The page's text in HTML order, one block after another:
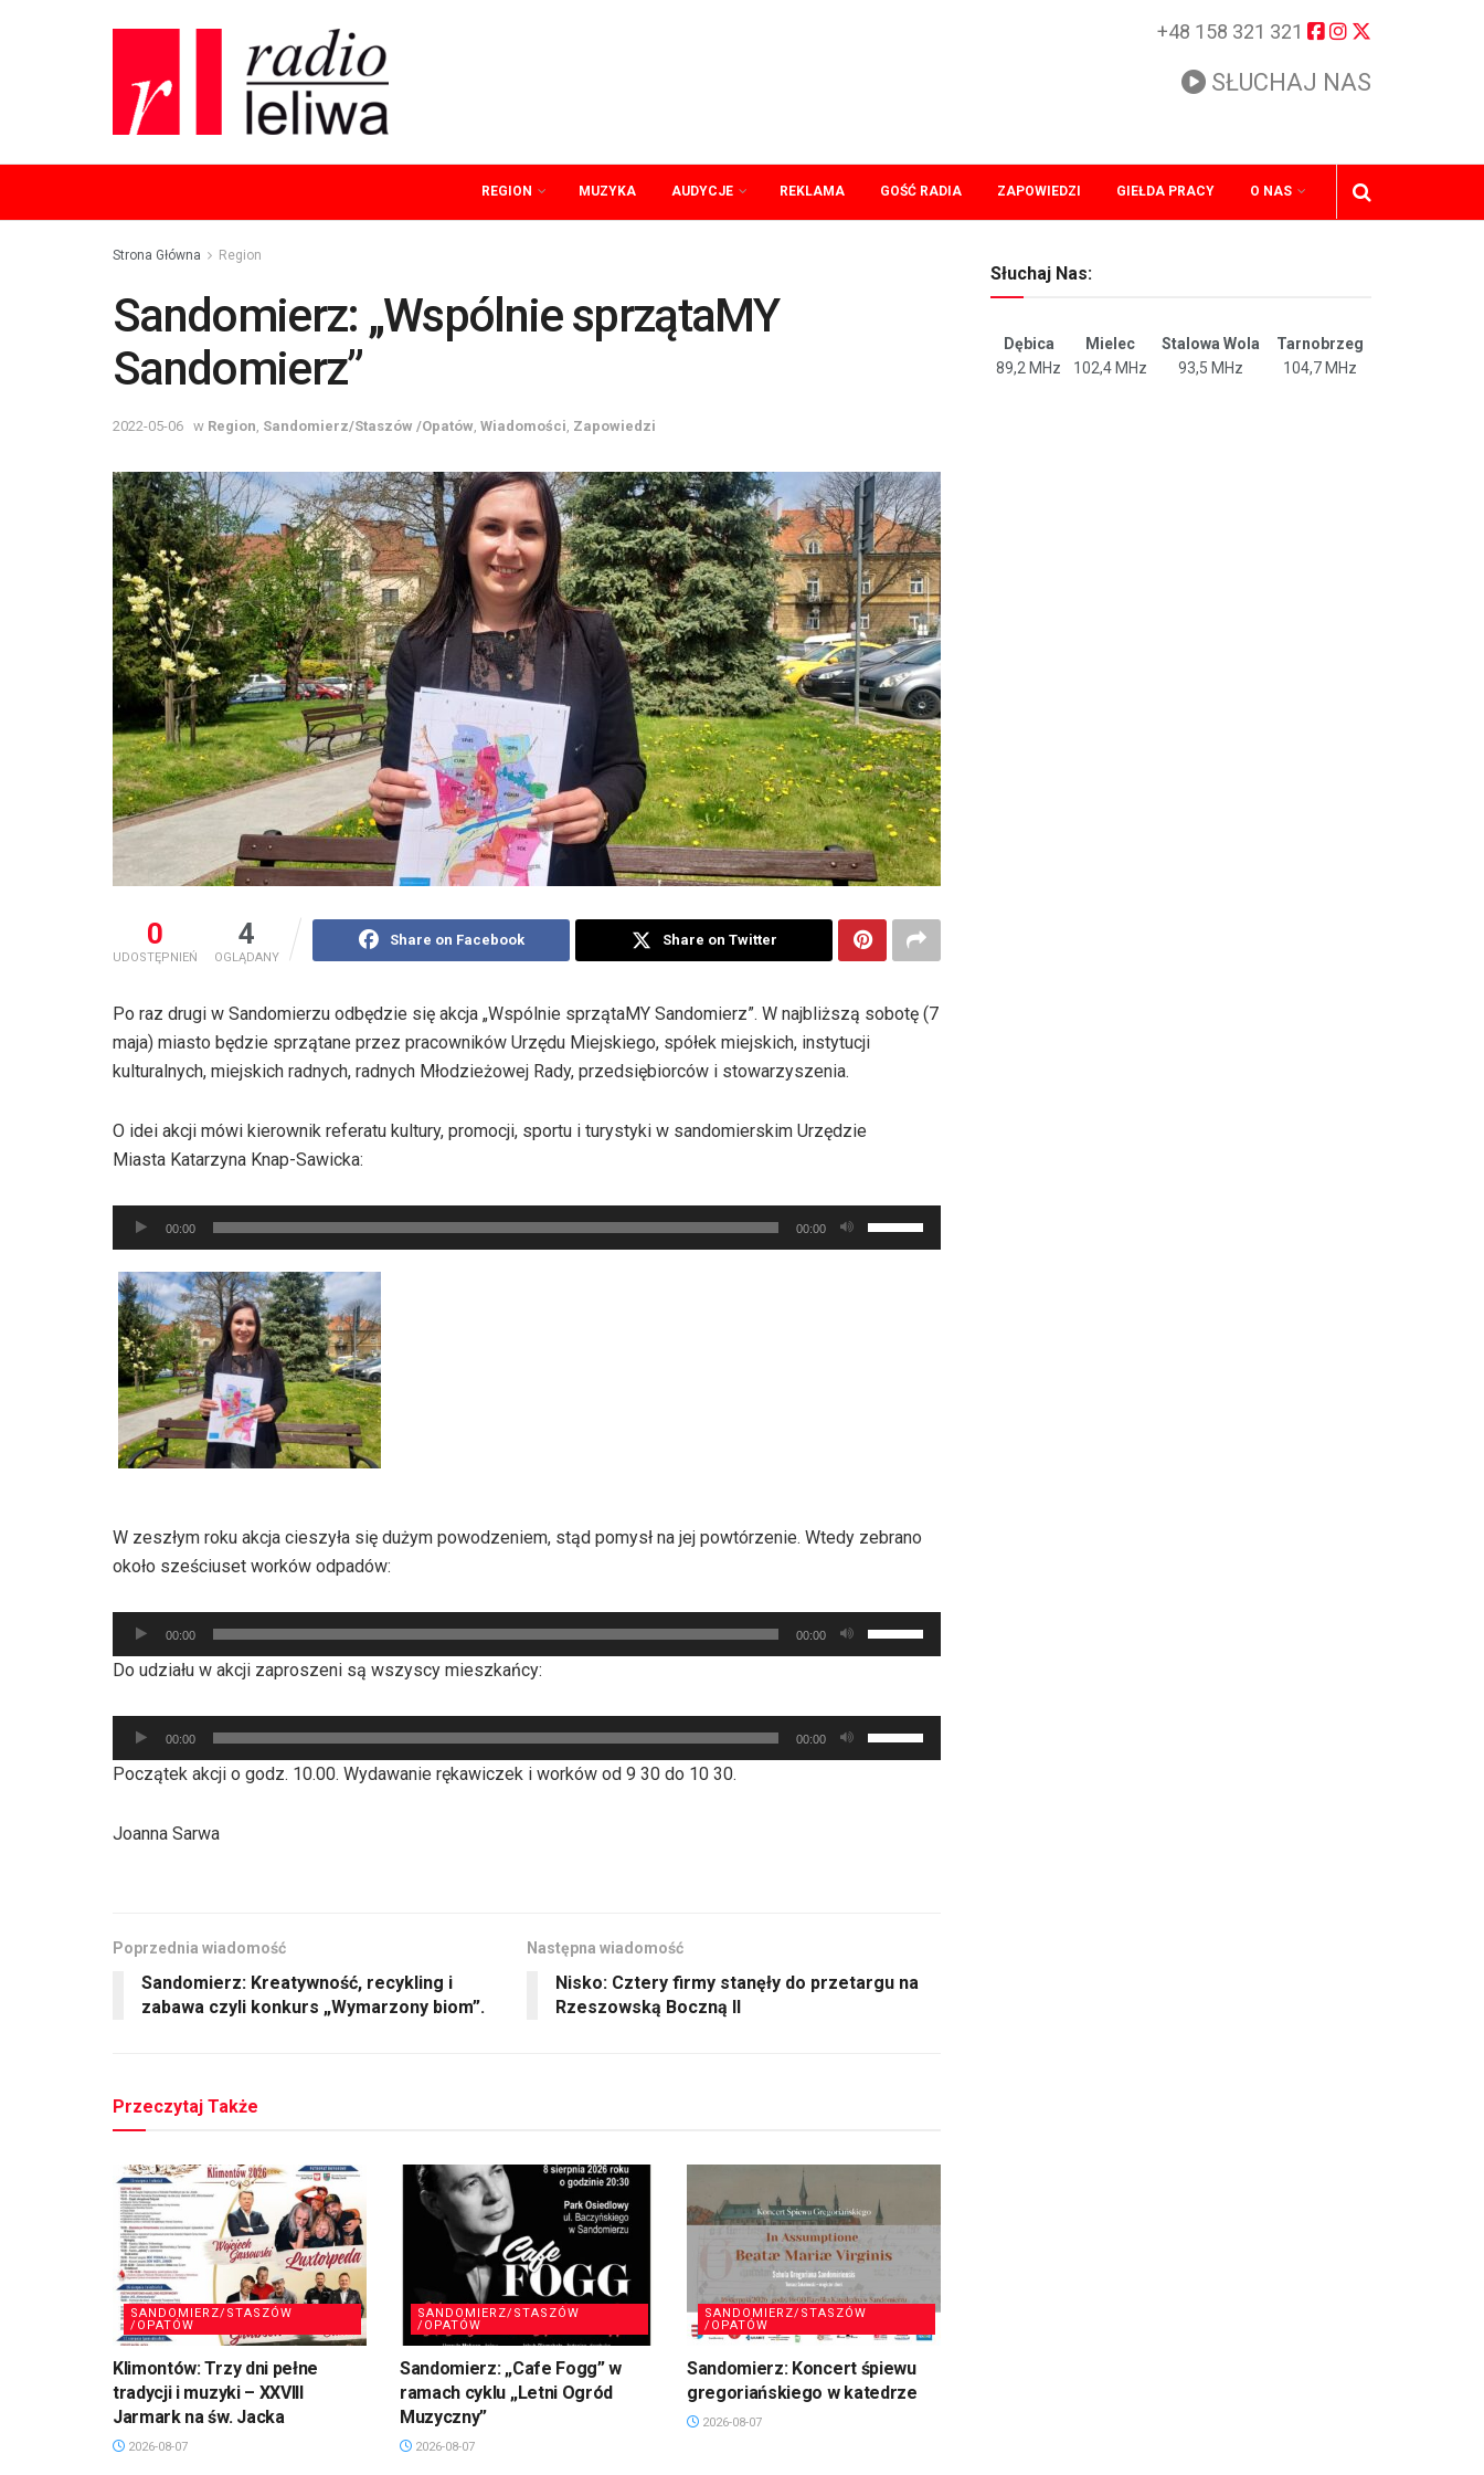
+48 158 321 321
SŁUCHAJ NAS
REGION MUZYKA AUDYCJE REKLAMA GOŚĆ RADIA ZAPOWIEDZI GIEŁDA PRACY O NAS
Strona Główna Region
Sandomierz: „Wspólnie sprzątaMY
Sandomierz”
2022-05-06 w Region Sandomierz/Staszów /Opatów Wiadomości Zapowiedzi
0
UDOSTĘPNIEŃ
4
OGLĄDANY
Share on Facebook Share on Twitter
Po raz drugi w Sandomierzu odbędzie się akcja „Wspólnie sprzątaMY Sandomierz”. W najbliższą sobotę (7
maja) miasto będzie sprzątane przez pracowników Urzędu Miejskiego, spółek miejskich, instytucji
kulturalnych, miejskich radnych, radnych Młodzieżowej Rady, przedsiębiorców i stowarzyszenia.
O idei akcji mówi kierownik referatu kultury, promocji, sportu i turystyki w sandomierskim Urzędzie
Miasta Katarzyna Knap-Sawicka:
Odtwarzacz
plików
dźwiękowych
00:00 00:00
strzałek
głośność.
W zeszłym roku akcja cieszyła się dużym powodzeniem, stąd pomysł na jej powtórzenie. Wtedy zebrano
około sześciuset worków odpadów:
Odtwarzacz
plików
dźwiękowych
00:00 00:00
strzałek
oraz
Do udziału w akcji zaproszeni są wszyscy mieszkańcy:
Odtwarzacz
plików
dźwiękowych
00:00 00:00
strzałek
lub
Początek akcji o godz. 10.00. Wydawanie rękawiczek i worków od 9 30 do 10 30.
Joanna Sarwa
Poprzednia wiadomość
Sandomierz: Kreatywność, recykling i
zabawa czyli konkurs „Wymarzony biom”.
Następna wiadomość
Nisko: Cztery firmy stanęły do przetargu na
Rzeszowską Boczną II
Przeczytaj Także
SANDOMIERZ/STASZÓW
/OPATÓW
Klimontów: Trzy dni pełne
tradycji i muzyki – XXVIII
Jarmark na św. Jacka
2026-08-07
SANDOMIERZ/STASZÓW
/OPATÓW
Sandomierz: „Cafe Fogg” w
ramach cyklu „Letni Ogród
Muzyczny”
2026-08-07
SANDOMIERZ/STASZÓW
/OPATÓW
Sandomierz: Koncert śpiewu
gregoriańskiego w katedrze
2026-08-07
Słuchaj Nas:
Dębica Mielec Stalowa Wola
Tarnobrzeg
89,2 MHz
102,4 MHz 93,5 MHz 104,7 MHz